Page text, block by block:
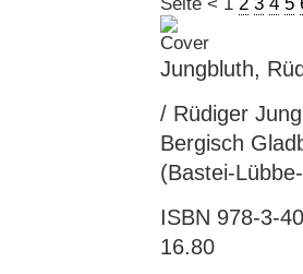
Seite < 1 2 3 4 5
Jungbluth,
/ Rüdiger
Bergisch
(Bastei-
ISBN 978-3-
16.80